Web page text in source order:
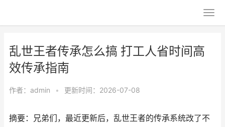
乱世王者传承怎么搞 打工人省时间高
效传承指南
作者： admin • 更新时间：2026-07-08
摘要：兄弟们，最近更新后，乱世王者的传承系统改了不